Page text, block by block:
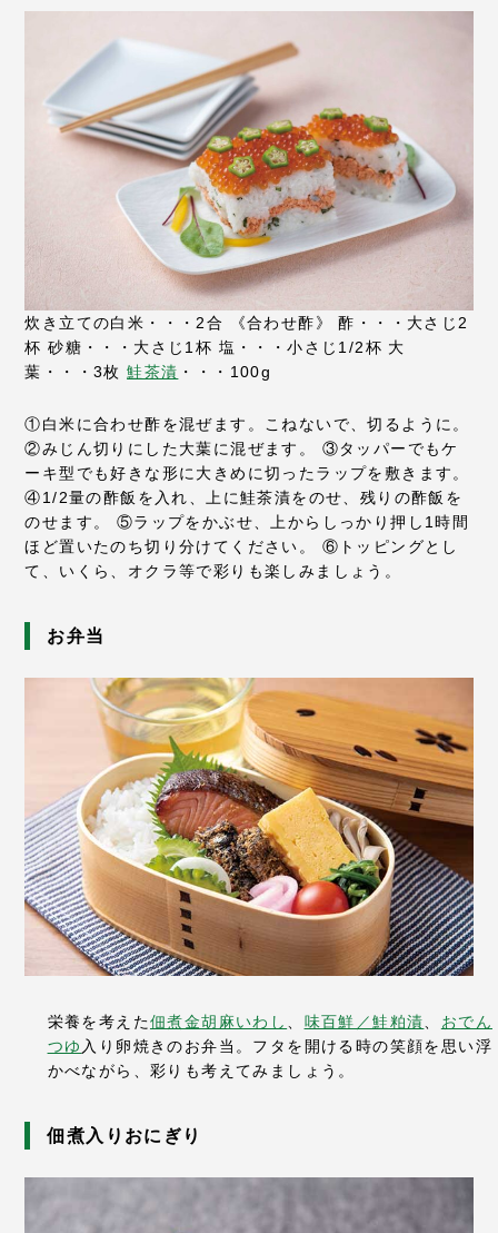
炊き立ての白米・・・2合 《合わせ酢》
酢・・・大さじ2
杯 砂糖・・・大さじ1杯 塩・・・小さじ1/2杯 大
葉・・・3枚 鮭茶漬 ・・・100g
①白米に合わせ酢を混ぜます。こねないで、切るように。
②みじん切りにした大葉に混ぜます。
③タッパーでもケ
ーキ型でも好きな形に大きめに切ったラップを敷きます。
④1/2量の酢飯を入れ、上に鮭茶漬をのせ、残りの酢飯を
のせます。
⑤ラップをかぶせ、上からしっかり押し1時間
ほど置いたのち切り分けてください。
⑥トッピングとし
て、いくら、オクラ等で彩りも楽しみましょう。
お弁当
栄養を考えた佃煮金胡麻いわし 、 味百鮮／鮭粕漬、 おでん
つゆ 入り卵焼きのお弁当。フタを開ける時の笑顔を思い浮
かべながら、彩りも考えてみましょう。
佃煮入りおにぎり